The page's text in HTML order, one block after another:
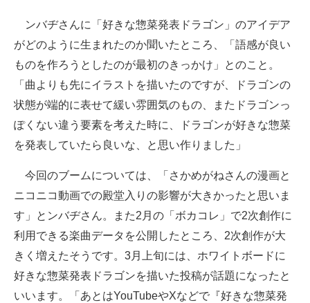
ンバヂさんに「好きな惣菜発表ドラゴン」のアイデア
がどのように生まれたのか聞いたところ、「語感が良い
ものを作ろうとしたのが最初のきっかけ」とのこと。
「曲よりも先にイラストを描いたのですが、ドラゴンの
状態が端的に表せて緩い雰囲気のもの、またドラゴンっ
ぽくない違う要素を考えた時に、ドラゴンが好きな惣菜
を発表していたら良いな、と思い作りました」
今回のブームについては、「さかめがねさんの漫画と
ニコニコ動画での殿堂入りの影響が大きかったと思いま
す」とンバヂさん。また2月の「ボカコレ」で2次創作に
利用できる楽曲データを公開したところ、2次創作が大
きく増えたそうです。3月上旬には、ホワイトボードに
好きな惣菜発表ドラゴンを描いた投稿が話題になったと
いいます。「あとはYouTubeやXなどで『好きな惣菜発